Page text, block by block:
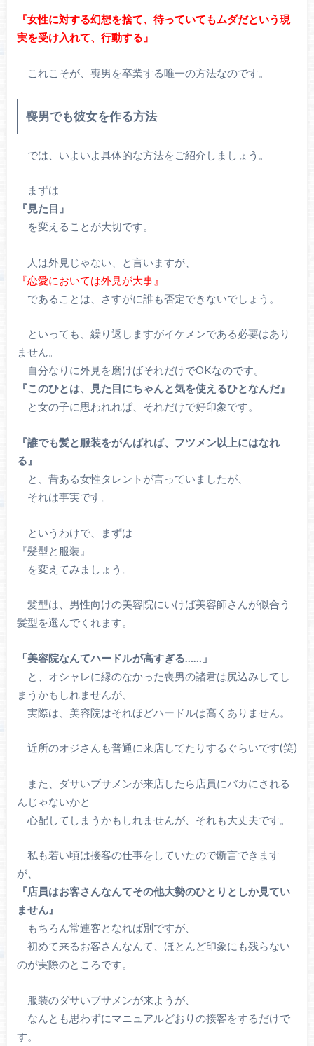
『女性に対する幻想を捨て、待っていてもムダだという現
実を受け入れて、行動する』
これこそが、喪男を卒業する唯一の方法なのです。
喪男でも彼女を作る方法
では、いよいよ具体的な方法をご紹介しましょう。
まずは
『見た目』
を変えることが大切です。
人は外見じゃない、と言いますが、
『恋愛においては外見が大事』
であることは、さすがに誰も否定できないでしょう。
といっても、繰り返しますがイケメンである必要はあり
ません。
自分なりに外見を磨けばそれだけでOKなのです。
『このひとは、見た目にちゃんと気を使えるひとなんだ』
と女の子に思われれば、それだけで好印象です。
『誰でも髪と服装をがんばれば、フツメン以上にはなれ
る』
と、昔ある女性タレントが言っていましたが、
それは事実です。
というわけで、まずは
『髪型と服装』
を変えてみましょう。
髪型は、男性向けの美容院にいけば美容師さんが似合う
髪型を選んでくれます。
「美容院なんてハードルが高すぎる……」
と、オシャレに縁のなかった喪男の諸君は尻込みしてし
まうかもしれませんが、
実際は、美容院はそれほどハードルは高くありません。
近所のオジさんも普通に来店してたりするぐらいです(笑)
また、ダサいブサメンが来店したら店員にバカにされる
んじゃないかと
心配してしまうかもしれませんが、それも大丈夫です。
私も若い頃は接客の仕事をしていたので断言できます
が、
『店員はお客さんなんてその他大勢のひとりとしか見てい
ません』
もちろん常連客となれば別ですが、
初めて来るお客さんなんて、ほとんど印象にも残らない
のが実際のところです。
服装のダサいブサメンが来ようが、
なんとも思わずにマニュアルどおりの接客をするだけで
す。